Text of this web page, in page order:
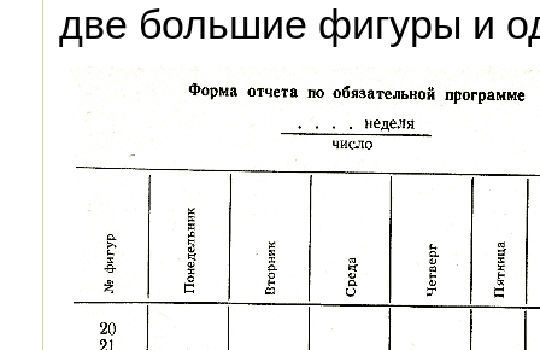
две большие фигуры и